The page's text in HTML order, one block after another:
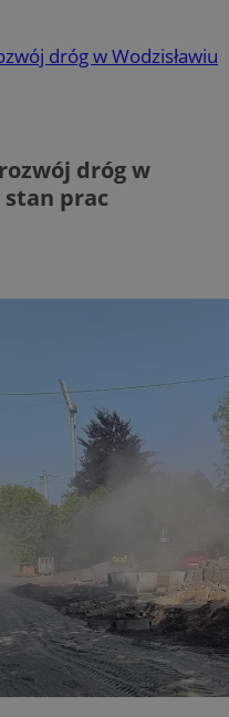
dróg w Wodzisławiu
dróg w
stan prac